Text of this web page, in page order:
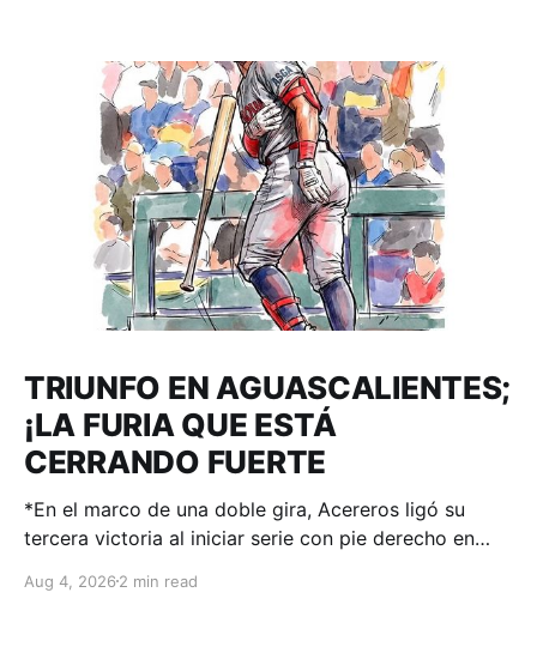
TRIUNFO EN AGUASCALIENTES;
¡LA FURIA QUE ESTÁ
CERRANDO FUERTE
*En el marco de una doble gira, Acereros ligó su
tercera victoria al iniciar serie con pie derecho en
agosto 2026.-. Andretty Cordero disparó
Aug 4, 2026 2 min read